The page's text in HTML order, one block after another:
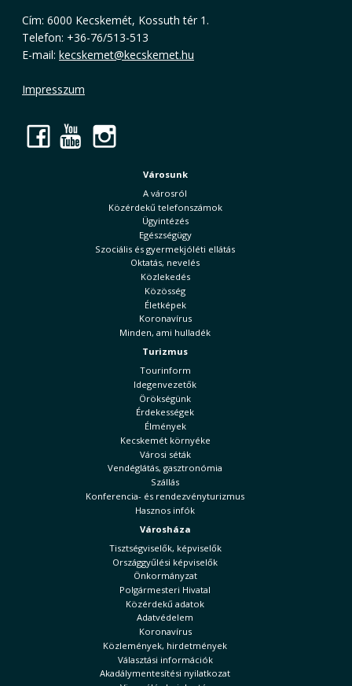
Cím: 6000 Kecskemét, Kossuth tér 1.
Telefon: +36-76/513-513
E-mail: kecskemet@kecskemet.hu
Impresszum
Facebook
YouTube
Városunk
A városról
Közérdekű telefonszámok
Ügyintézés
Egészségügy
Szociális és gyermekjóléti ellátás
Oktatás, nevelés
Közlekedés
Közösség
Életképek
Koronavírus
Minden, ami hulladék
Turizmus
Tourinform
Idegenvezetők
Örökségünk
Érdekességek
Élmények
Kecskemét környéke
Városi séták
Vendéglátás, gasztronómia
Szállás
Konferencia- és rendezvényturizmus
Hasznos infók
Városháza
Tisztségviselők, képviselők
Országgyűlési képviselők
Önkormányzat
Polgármesteri Hivatal
Közérdekű adatok
Adatvédelem
Koronavírus
Közlemények, hirdetmények
Választási információk
Akadálymentesítési nyilatkozat